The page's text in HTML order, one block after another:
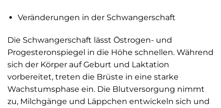
Veränderungen in der Schwangerschaft
Die Schwangerschaft lässt Östrogen- und
Progesteronspiegel in die Höhe schnellen. Während
sich der Körper auf Geburt und Laktation
vorbereitet, treten die Brüste in eine starke
Wachstumsphase ein. Die Blutversorgung nimmt
zu, Milchgänge und Läppchen entwickeln sich und